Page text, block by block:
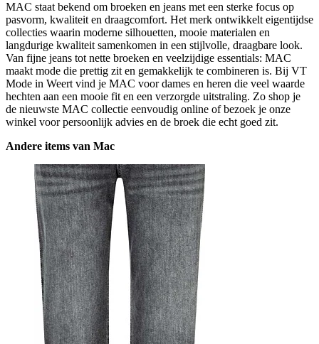
MAC staat bekend om broeken en jeans met een sterke focus op
pasvorm, kwaliteit en draagcomfort. Het merk ontwikkelt eigentijdse
collecties waarin moderne silhouetten, mooie materialen en
langdurige kwaliteit samenkomen in een stijlvolle, draagbare look.
Van fijne jeans tot nette broeken en veelzijdige essentials: MAC
maakt mode die prettig zit en gemakkelijk te combineren is. Bij VT
Mode in Weert vind je MAC voor dames en heren die veel waarde
hechten aan een mooie fit en een verzorgde uitstraling. Zo shop je
de nieuwste MAC collectie eenvoudig online of bezoek je onze
winkel voor persoonlijk advies en de broek die echt goed zit.
Andere items van Mac